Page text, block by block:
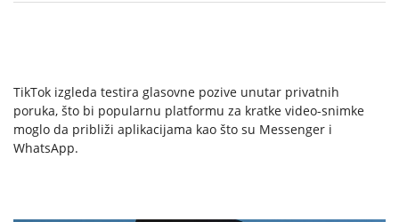
TikTok izgleda testira glasovne pozive unutar privatnih
poruka, što bi popularnu platformu za kratke video-snimke
moglo da približi aplikacijama kao što su Messenger i
WhatsApp.